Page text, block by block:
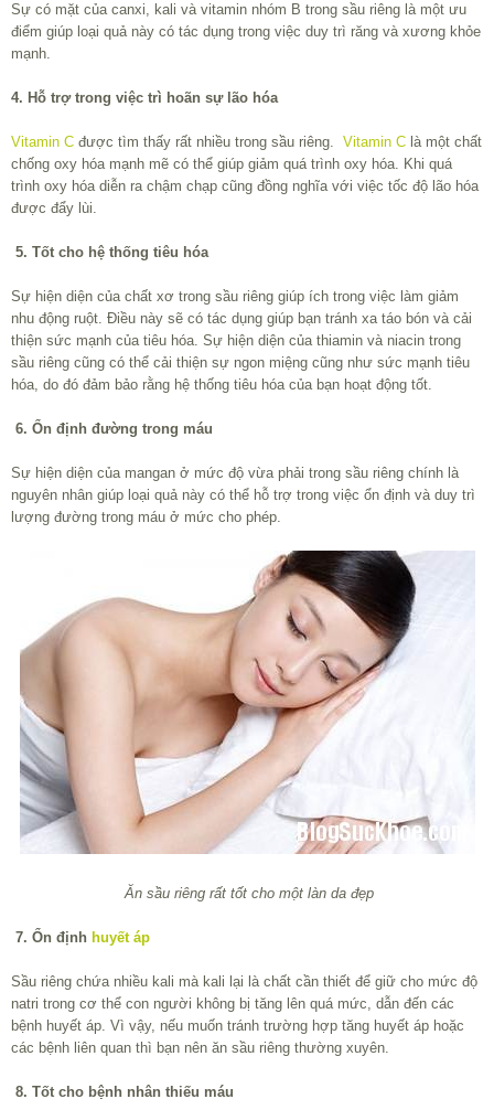
Sự có mặt của canxi, kali và vitamin nhóm B trong sầu riêng là một ưu
điểm giúp loại quả này có tác dụng trong việc duy trì răng và xương khỏe
mạnh.
4. Hỗ trợ trong việc trì hoãn sự lão hóa
Vitamin C được tìm thấy rất nhiều trong sầu riêng. Vitamin C là một chất
chống oxy hóa mạnh mẽ có thể giúp giảm quá trình oxy hóa. Khi quá
trình oxy hóa diễn ra chậm chạp cũng đồng nghĩa với việc tốc độ lão hóa
được đẩy lùi.
5. Tốt cho hệ thống tiêu hóa
Sự hiện diện của chất xơ trong sầu riêng giúp ích trong việc làm giảm
nhu động ruột. Điều này sẽ có tác dụng giúp bạn tránh xa táo bón và cải
thiện sức mạnh của tiêu hóa. Sự hiện diện của thiamin và niacin trong
sầu riêng cũng có thể cải thiện sự ngon miệng cũng như sức mạnh tiêu
hóa, do đó đảm bảo rằng hệ thống tiêu hóa của bạn hoạt động tốt.
6. Ổn định đường trong máu
Sự hiện diện của mangan ở mức độ vừa phải trong sầu riêng chính là
nguyên nhân giúp loại quả này có thể hỗ trợ trong việc ổn định và duy trì
lượng đường trong máu ở mức cho phép.
Ăn sầu riêng rất tốt cho một làn da đẹp
7. Ổn định huyết áp
Sầu riêng chứa nhiều kali mà kali lại là chất cần thiết để giữ cho mức độ
natri trong cơ thể con người không bị tăng lên quá mức, dẫn đến các
bệnh huyết áp. Vì vậy, nếu muốn tránh trường hợp tăng huyết áp hoặc
các bệnh liên quan thì bạn nên ăn sầu riêng thường xuyên.
8. Tốt cho bệnh nhân thiếu máu